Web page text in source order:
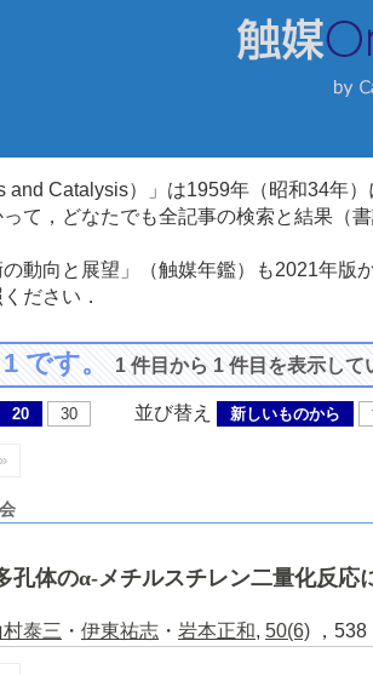
and Catalysis）」は1959年（昭和34年
て，どなたでも全記事の検索と結果（
の動向と展望」（触媒年鑑）も2021年
ださい．
1 です。1 件目から 1 件目を表示して
20 30 並び替え 新しいものから
孔体のα-メチルスチレン二量化反応
村泰三 ・ 伊東祐志 ・ 岩本正和, 50(6) ，